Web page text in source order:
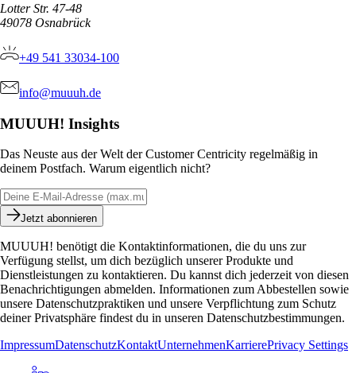
Lotter Str. 47-48
49078 Osnabrück
+49 541 33034-100
info@muuuh.de
MUUUH! Insights
Das Neuste aus der Welt der Customer Centricity regelmäßig in
deinem Postfach. Warum eigentlich nicht?
Jetzt abonnieren
MUUUH! benötigt die Kontaktinformationen, die du uns zur
Verfügung stellst, um dich bezüglich unserer Produkte und
Dienstleistungen zu kontaktieren. Du kannst dich jederzeit von diesen
Benachrichtigungen abmelden. Informationen zum Abbestellen sowie
unsere Datenschutzpraktiken und unsere Verpflichtung zum Schutz
deiner Privatsphäre findest du in unseren Datenschutzbestimmungen.
ImpressumDatenschutzKontaktUnternehmenKarrierePrivacy Settings